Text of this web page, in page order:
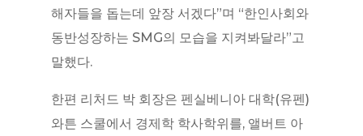
해자들을 돕는데 앞장 서겠다”며 “한인사회와
동반성장하는 SMG의 모습을 지켜봐달라”고
말했다.
한편 리처드 박 회장은 펜실베니아 대학(유펜)
와튼 스쿨에서 경제학 학사학위를, 앨버트 아